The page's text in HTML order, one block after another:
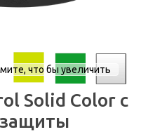
что бы увеличить
Solid Color с